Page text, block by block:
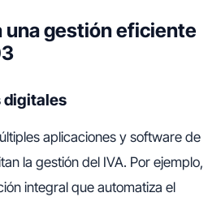
una gestión eficiente
digitales
aplicaciones y software de
la gestión del IVA. Por ejemplo,
integral que automatiza el